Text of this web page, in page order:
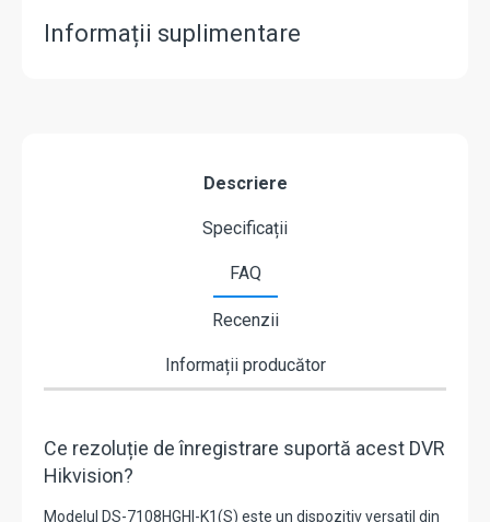
Informații suplimentare
Descriere
Specificații
FAQ
Recenzii
Informații producător
Ce rezoluție de înregistrare suportă acest DVR
Hikvision?
Modelul DS-7108HGHI-K1(S) este un dispozitiv versatil din